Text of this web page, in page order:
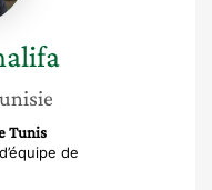
Tunis
de